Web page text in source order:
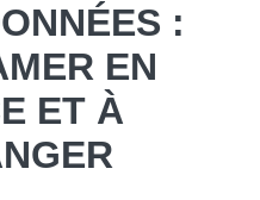
:
EN
ET À